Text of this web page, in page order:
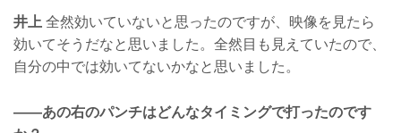
井上 全然効いていないと思ったのですが、映像を見たら
効いてそうだなと思いました。全然目も見えていたので、
自分の中では効いてないかなと思いました。
——あの右のパンチはどんなタイミングで打ったのです